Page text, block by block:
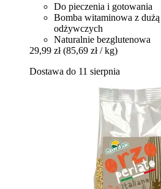
Do pieczenia i gotowania
Bomba witaminowa z
odżywczych
Naturalnie bezglutenowa
29,99 zł (85,69 zł / kg)
Dostawa do 11 sierpnia